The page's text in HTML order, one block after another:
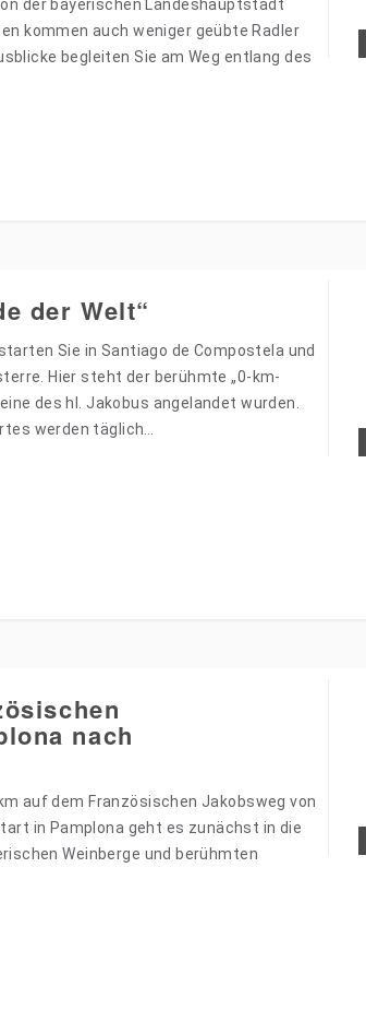
der bayerischen Landeshauptstadt
kommen auch weniger geübte Radler
begleiten Sie am Weg entlang des
der Welt“
Sie in Santiago de Compostela und
Hier steht der berühmte „0-km-
des hl. Jakobus angelandet wurden.
werden täglich…
nach
auf dem Französischen Jakobsweg von
in Pamplona geht es zunächst in die
Weinberge und berühmten